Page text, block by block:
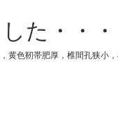
た・・・
黄色靭帯肥厚，椎間孔狭小